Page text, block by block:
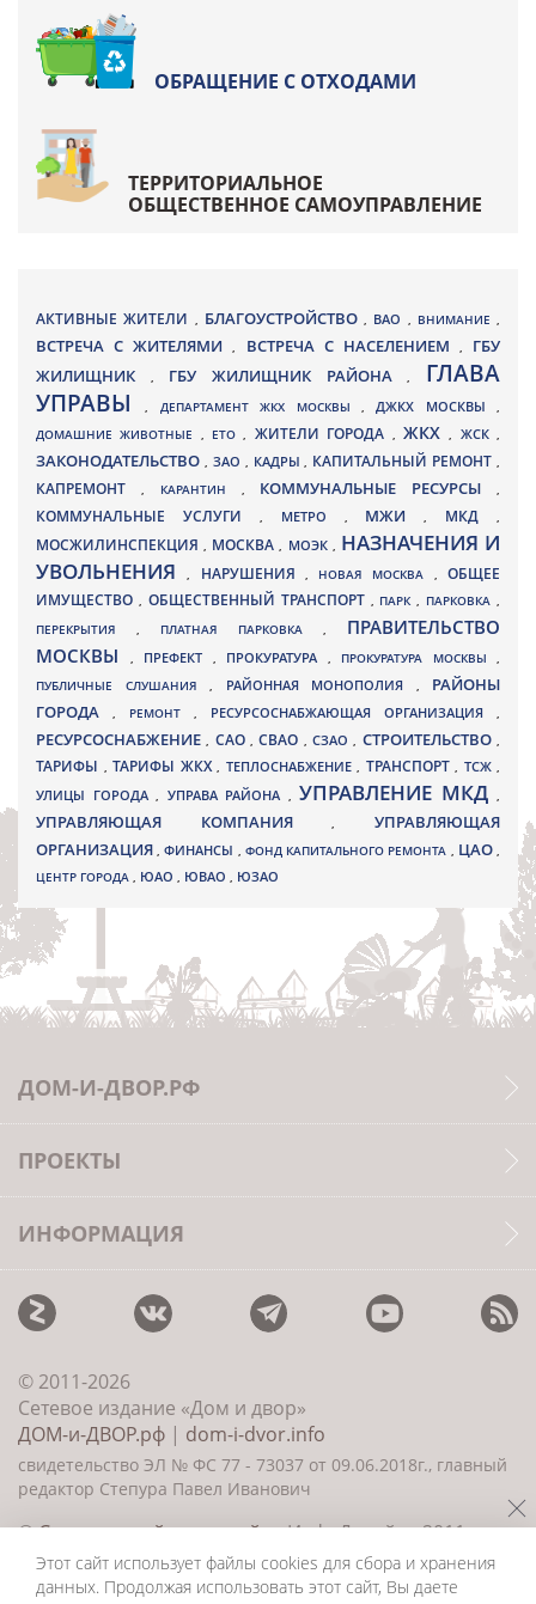
ОБРАЩЕНИЕ С ОТХОДАМИ
ТЕРРИТОРИАЛЬНОЕ
ОБЩЕСТВЕННОЕ САМОУПРАВЛЕНИЕ
АКТИВНЫЕ ЖИТЕЛИ , БЛАГОУСТРОЙСТВО , ВАО , ВНИМАНИЕ ,
ВСТРЕЧА С ЖИТЕЛЯМИ, ВСТРЕЧА С НАСЕЛЕНИЕМ , ГБУ
ЖИЛИЩНИК
, ГБУ ЖИЛИЩНИК РАЙОНА, ГЛАВА
УПРАВЫ, ДЕПАРТАМЕНТ ЖКХ МОСКВЫ ,ДЖКХ МОСКВЫ ,
ДОМАШНИЕ ЖИВОТНЫЕ , ЕТО, ЖИТЕЛИ ГОРОДА , ЖКХ, ЖСК,
ЗАКОНОДАТЕЛЬСТВО , ЗАО , КАДРЫ, КАПИТАЛЬНЫЙ РЕМОНТ ,
КАПРЕМОНТ , КАРАНТИН , КОММУНАЛЬНЫЕ РЕСУРСЫ,
КОММУНАЛЬНЫЕ УСЛУГИ , МЕТРО , МЖИ, МКД ,
МОСЖИЛИНСПЕКЦИЯ, МОСКВА , МОЭК , НАЗНАЧЕНИЯ И
УВОЛЬНЕНИЯ, НАРУШЕНИЯ , НОВАЯ МОСКВА ,ОБЩЕЕ
ИМУЩЕСТВО , ОБЩЕСТВЕННЫЙ ТРАНСПОРТ , ПАРК, ПАРКОВКА ,
ПЕРЕКРЫТИЯ , ПЛАТНАЯ ПАРКОВКА , ПРАВИТЕЛЬСТВО
МОСКВЫ
, ПРЕФЕКТ , ПРОКУРАТУРА , ПРОКУРАТУРА МОСКВЫ ,
ПУБЛИЧНЫЕ СЛУШАНИЯ , РАЙОННАЯ МОНОПОЛИЯ , РАЙОНЫ
ГОРОДА
, РЕМОНТ , РЕСУРСОСНАБЖАЮЩАЯ ОРГАНИЗАЦИЯ ,
РЕСУРСОСНАБЖЕНИЕ, САО,СВАО ,СЗАО, СТРОИТЕЛЬСТВО,
ТАРИФЫ , ТАРИФЫ ЖКХ , ТЕПЛОСНАБЖЕНИЕ , ТРАНСПОРТ , ТСЖ ,
УЛИЦЫ ГОРОДА , УПРАВА РАЙОНА , УПРАВЛЕНИЕ МКД ,
УПРАВЛЯЮЩАЯ КОМПАНИЯ,УПРАВЛЯЮЩАЯ
ОРГАНИЗАЦИЯ,ФИНАНСЫ , ФОНД КАПИТАЛЬНОГО РЕМОНТА , ЦАО,
ЦЕНТР ГОРОДА , ЮАО , ЮВАО , ЮЗАО
ДОМ-И-ДВОР.РФ
ПРОЕКТЫ
ИНФОРМАЦИЯ
© 2011-2026
Сетевое издание «Дом и двор»
ДОМ-и-ДВОР.рф | dom-i-dvor.info
свидетельство ЭЛ № ФС 77 - 73037 от 09.06.2018г., главный
редактор Степура Павел Иванович
©Создание сайта и дизайн«ИнфоДизайн» 2011—
2026
Этот сайт использует файлы cookies для сбора и хранения
данных. Продолжая использовать этот сайт, Вы даете